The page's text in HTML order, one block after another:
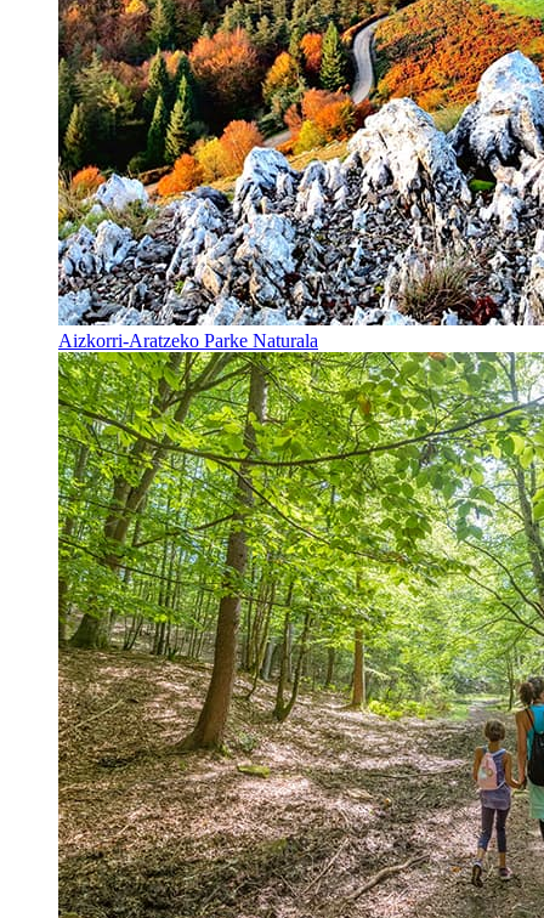
Aizkorri-Aratzeko Parke Naturala